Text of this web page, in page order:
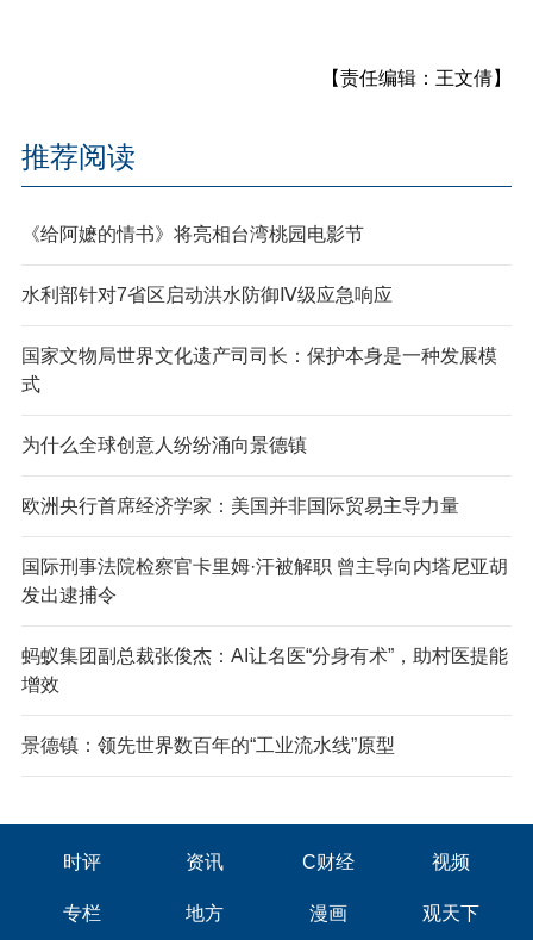
【责任编辑：王文倩】
推荐阅读
《给阿嬷的情书》将亮相台湾桃园电影节
水利部针对7省区启动洪水防御Ⅳ级应急响应
国家文物局世界文化遗产司司长：保护本身是一种发展模
式
为什么全球创意人纷纷涌向景德镇
欧洲央行首席经济学家：美国并非国际贸易主导力量
国际刑事法院检察官卡里姆·汗被解职 曾主导向内塔尼亚胡
发出逮捕令
蚂蚁集团副总裁张俊杰：AI让名医“分身有术”，助村医提能
增效
景德镇：领先世界数百年的“工业流水线”原型
时评 资讯 C财经 视频
专栏 地方 漫画 观天下